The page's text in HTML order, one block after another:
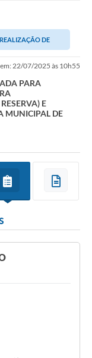
DE
22/07/2025 às 10h55
PARA
E
MUNICIPAL DE